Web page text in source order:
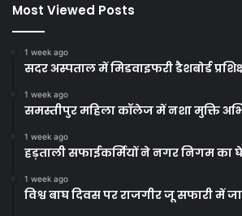
Most Viewed Posts
1 week ago
सदर अस्पताल में मिडवाइफरी डैशबोर्ड
1 week ago
समस्तीपुर महिला कॉलेज में नशा मुक्ति
1 week ago
हड़ताली सफाईकर्मियों ने नगर निगम का
1 week ago
विश्व बाघ दिवस पर राजगीर जू सफारी में